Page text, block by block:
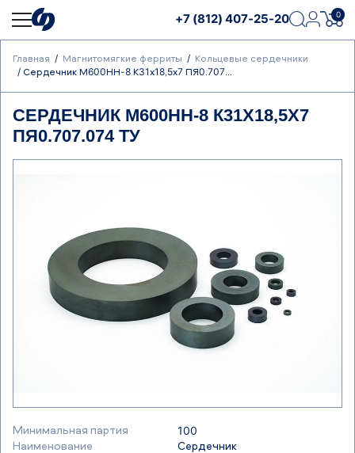
+7 (812) 407-25-20 0
Главная Магнитомягкие ферриты
Кольцевые сердечники
Сердечник М600НН-8 К31х18,5х7 ПЯ0.707...
СЕРДЕЧНИК М600НН-8 К31Х18,5Х7
ПЯ0.707.074 ТУ
Минимальная партия
100
Наименование
Сердечник